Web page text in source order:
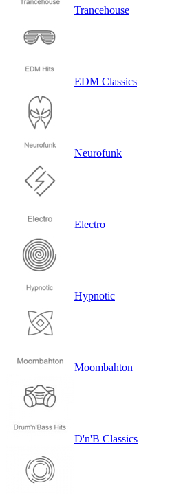
Trancehouse
EDM Classics
Neurofunk
Electro
Hypnotic
Moombahton
D'n'B Classics